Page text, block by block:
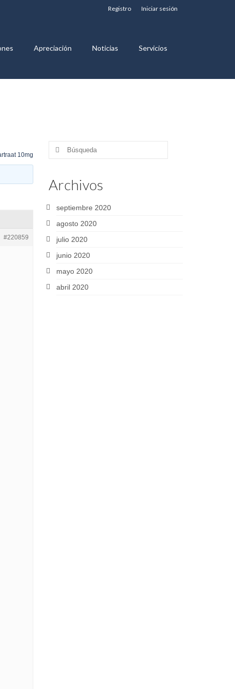
Registro Iniciar sesión
Apreciación Noticias Servicios
10mg
#220859
Buscar
Archivos
septiembre 2020
agosto 2020
julio 2020
junio 2020
mayo 2020
abril 2020